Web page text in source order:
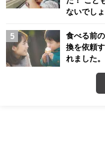
ないでし
食べる前
換を依頼
れました